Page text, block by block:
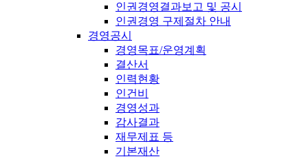
인권경영결과보고 및 공시
인권경영 구제절차 안내
경영공시
경영목표/운영계획
결산서
인력현황
인건비
경영성과
감사결과
재무제표 등
기본재산